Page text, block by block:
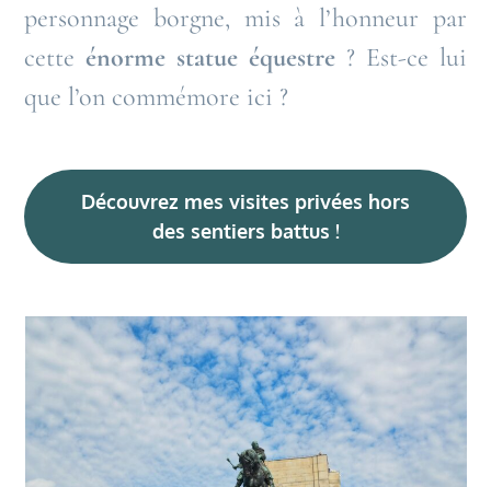
personnage borgne, mis à l’honneur par
cetteénorme statue équestre ? Est-ce lui
que l’on commémore ici ?
Découvrez mes visites privées hors
des sentiers battus !